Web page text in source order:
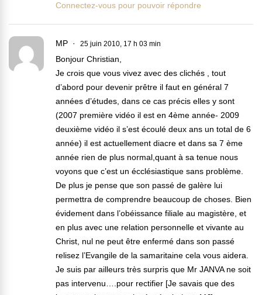
Connectez-vous pour pouvoir répondre
MP 25 juin 2010, 17 h 03 min
Bonjour Christian,
Je crois que vous vivez avec des clichés , tout
d’abord pour devenir prêtre il faut en général 7
années d’études, dans ce cas précis elles y sont
(2007 première vidéo il est en 4ème année- 2009
deuxième vidéo il s’est écoulé deux ans un total de 6
année) il est actuellement diacre et dans sa 7 ème
année rien de plus normal,quant à sa tenue nous
voyons que c’est un écclésiastique sans problème.
De plus je pense que son passé de galère lui
permettra de comprendre beaucoup de choses. Bien
évidement dans l’obéissance filiale au magistère, et
en plus avec une relation personnelle et vivante au
Christ, nul ne peut être enfermé dans son passé
relisez l’Evangile de la samaritaine cela vous aidera.
Je suis par ailleurs très surpris que Mr JANVA ne soit
pas intervenu….pour rectifier [Je savais que des